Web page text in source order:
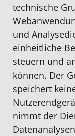
technische
und
einheitliche
steuern und
können. Der
speichert
nimmt der